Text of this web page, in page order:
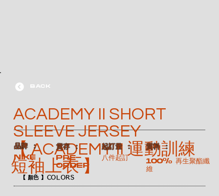
【 顏色 】COLORS
BACK
ACADEMY II SHORT
SLEEVE JERSEY
【 ACADEMY II 運動訓練
短袖上衣 】
​品牌 ：
NIKE
​貨存 ：
Pre-
order
​起訂量 ：
八件起訂
​質料 ：
100% 再生聚酯纖
維